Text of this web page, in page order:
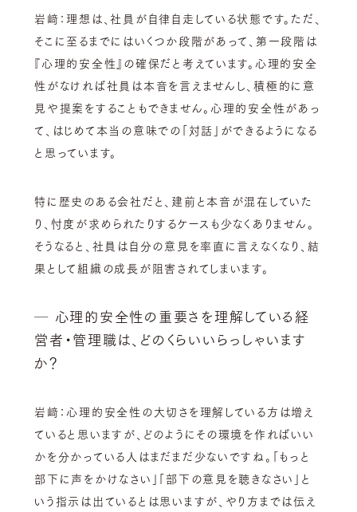
岩﨑：理想は、社員が自律自走している状態です。ただ、
そこに至るまでにはいくつか段階があって、第一段階は
『心理的安全性』の確保だと考えています。心理的安全
性がなければ社員は本音を言えませんし、積極的に意
見や提案をすることもできません。心理的安全性があっ
て、はじめて本当の意味での「対話」ができるようになる
と思っています。
特に歴史のある会社だと、建前と本音が混在していた
り、忖度が求められたりするケースも少なくありません。
そうなると、社員は自分の意見を率直に言えなくなり、結
果として組織の成長が阻害されてしまいます。
─ 心理的安全性の重要さを理解している経
営者・管理職は、どのくらいいらっしゃいます
か？
岩﨑：心理的安全性の大切さを理解している方は増え
ていると思いますが、どのようにその環境を作ればいい
かを分かっている人はまだまだ少ないですね。「もっと
部下に声をかけなさい」「部下の意見を聴きなさい」と
いう指示は出ているとは思いますが、やり方までは伝え